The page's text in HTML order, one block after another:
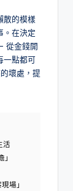
散的模樣
。在決定
從金錢開
一點都可
壞處，提
活
場」